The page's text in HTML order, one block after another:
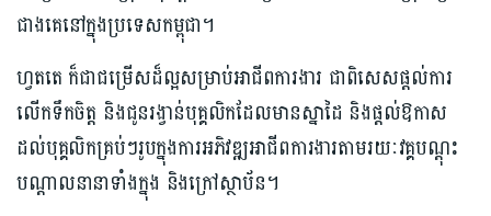
ជាងគេនៅក្នុងប្រទេសកម្ពុជា។
ហ្វតតេ ក៏ជាជម្រើសដ៏ល្អសម្រាប់អាជីពការងារ ជាពិសេសផ្តល់ការ
លើកទឹកចិត្ត និងជូនរង្វាន់បុគ្គលិកដែលមានស្នាដៃ និងផ្តល់ឱកាស
ដល់បុគ្គលិកគ្រប់ៗរូបក្នុងការអភិវឌ្ឍអាជីពការងារតាមរយៈវគ្គបណ្តុះ
បណ្តាលនានាទាំងក្នុង និងក្រៅស្ថាប័ន។